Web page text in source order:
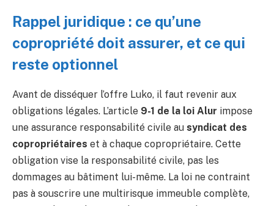
Rappel juridique : ce qu’une
copropriété doit assurer, et ce qui
reste optionnel
Avant de disséquer l’offre Luko, il faut revenir aux
obligations légales. L’article 9-1 de la loi Alur impose
une assurance responsabilité civile au syndicat des
copropriétaires et à chaque copropriétaire. Cette
obligation vise la responsabilité civile, pas les
dommages au bâtiment lui-même. La loi ne contraint
pas à souscrire une multirisque immeuble complète,